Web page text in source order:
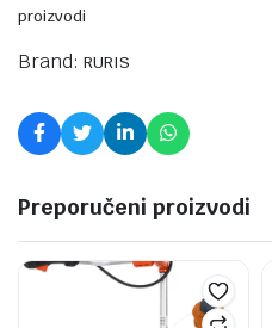
proizvodi
Brand: RURIS
Preporučeni proizvodi